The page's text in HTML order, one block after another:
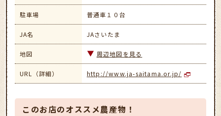
駐車場 普通車１０台
JA名 JAさいたま
地図 周辺地図を見る
URL（詳細） http://www.ja-saitama.or.jp/
このお店のオススメ農産物！